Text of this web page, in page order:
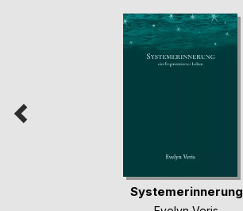
Systemerinnerung